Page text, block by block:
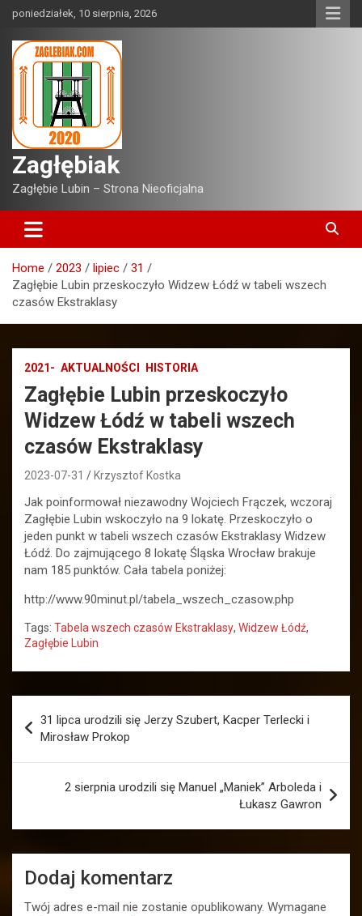
content
poniedziałek, 10 sierpnia, 2026
Zagłębiak
Zagłębie Lubin – Strona Nieoficjalna
Home 2023 lipiec
31
Zagłębie Lubin przeskoczyło Widzew Łódź w tabeli wszech
czasów Ekstraklasy
2021- AKTUALNOŚCI HISTORIA
Zagłębie Lubin przeskoczyło
Widzew Łódź w tabeli wszech
czasów Ekstraklasy
2023-07-31 Krzysztof Kostka
Jak poinformował niezawodny Wojciech Frączek, wczoraj
Zagłębie Lubin wskoczyło na 9 lokatę. Przeskoczyło o
jeden punkt w tabeli wszech czasów Ekstraklasy Widzew
Łódź. Do zajmującego 8 lokatę Śląska Wrocław brakuje
nam 185 punktów. Cała tabela poniżej:
http://www.90minut.pl/tabela_wszech_czasow.php
Tags: Tabela wszech czasów Ekstraklasy, Widzew Łódź,
Zagłębie Lubin
wpisu
31 lipca urodzili się Jerzy Szubert, Kacper Terlecki i
Mirosław Prokop
2 sierpnia urodzili się Manuel „Maniek” Arboleda i
Łukasz Gawron
Dodaj komentarz
Twój adres e-mail nie zostanie opublikowany. Wymagane